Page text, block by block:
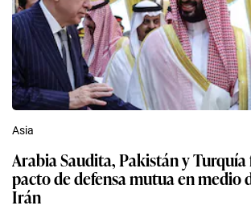
Asia
Arabia Saudita, Pakistán y
pacto de defensa mutua en medio
Irán